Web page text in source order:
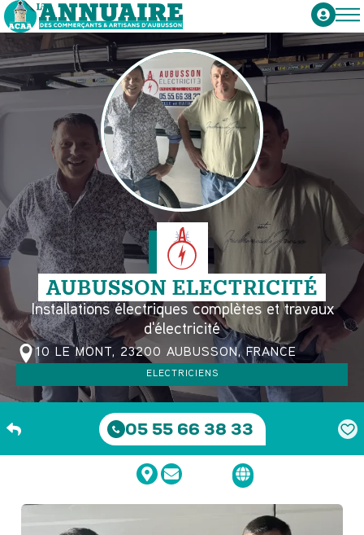
AUBUSSON ELECTRICITÉ
Installations électriques complètes et travaux
d'électricité
10 LE MONT, 23200 AUBUSSON, FRANCE
ELECTRICIENS
05 55 66 38 33